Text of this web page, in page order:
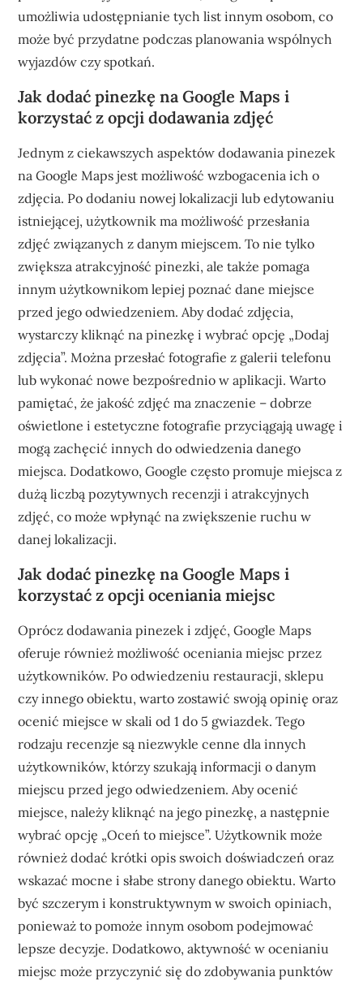
umożliwia udostępnianie tych list innym osobom, co
może być przydatne podczas planowania wspólnych
wyjazdów czy spotkań.
Jak dodać pinezkę na Google Maps i
korzystać z opcji dodawania zdjęć
Jednym z ciekawszych aspektów dodawania pinezek
na Google Maps jest możliwość wzbogacenia ich o
zdjęcia. Po dodaniu nowej lokalizacji lub edytowaniu
istniejącej, użytkownik ma możliwość przesłania
zdjęć związanych z danym miejscem. To nie tylko
zwiększa atrakcyjność pinezki, ale także pomaga
innym użytkownikom lepiej poznać dane miejsce
przed jego odwiedzeniem. Aby dodać zdjęcia,
wystarczy kliknąć na pinezkę i wybrać opcję „Dodaj
zdjęcia”. Można przesłać fotografie z galerii telefonu
lub wykonać nowe bezpośrednio w aplikacji. Warto
pamiętać, że jakość zdjęć ma znaczenie – dobrze
oświetlone i estetyczne fotografie przyciągają uwagę i
mogą zachęcić innych do odwiedzenia danego
miejsca. Dodatkowo, Google często promuje miejsca z
dużą liczbą pozytywnych recenzji i atrakcyjnych
zdjęć, co może wpłynąć na zwiększenie ruchu w
danej lokalizacji.
Jak dodać pinezkę na Google Maps i
korzystać z opcji oceniania miejsc
Oprócz dodawania pinezek i zdjęć, Google Maps
oferuje również możliwość oceniania miejsc przez
użytkowników. Po odwiedzeniu restauracji, sklepu
czy innego obiektu, warto zostawić swoją opinię oraz
ocenić miejsce w skali od 1 do 5 gwiazdek. Tego
rodzaju recenzje są niezwykle cenne dla innych
użytkowników, którzy szukają informacji o danym
miejscu przed jego odwiedzeniem. Aby ocenić
miejsce, należy kliknąć na jego pinezkę, a następnie
wybrać opcję „Oceń to miejsce”. Użytkownik może
również dodać krótki opis swoich doświadczeń oraz
wskazać mocne i słabe strony danego obiektu. Warto
być szczerym i konstruktywnym w swoich opiniach,
ponieważ to pomoże innym osobom podejmować
lepsze decyzje. Dodatkowo, aktywność w ocenianiu
miejsc może przyczynić się do zdobywania punktów